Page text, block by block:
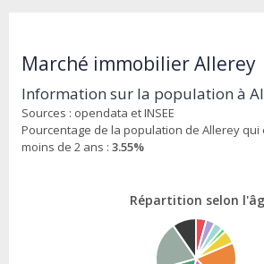
Marché immobilier Allerey
Information sur la population à
Sources : opendata et INSEE
Pourcentage de la population de Allerey qui
moins de 2 ans : 3.55%
Répartition selon